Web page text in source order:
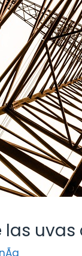
las